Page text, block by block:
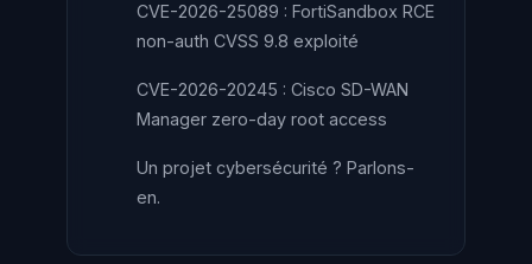
CVE-2026-25089 : FortiSandbox RCE
non-auth CVSS 9.8 exploité
CVE-2026-20245 : Cisco SD-WAN
Manager zero-day root access
Un projet cybersécurité ? Parlons-
en.